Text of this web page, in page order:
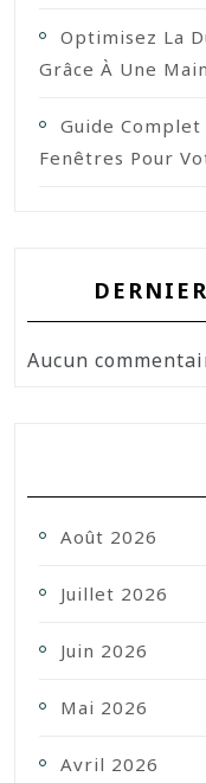
Optimisez La
Grâce À Une
Guide
Fenêtres Pour
Aucun
Août 2026
Juillet 2026
Juin 2026
Mai 2026
Avril 2026